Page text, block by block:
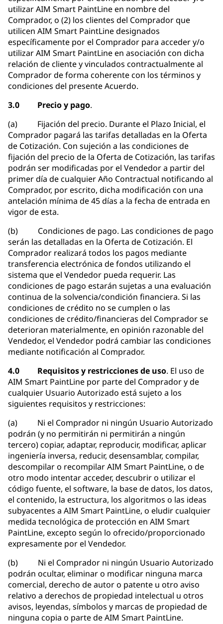
utilizar AIM Smart PaintLine en nombre del
Comprador, o (2) los clientes del Comprador que
utilicen AIM Smart PaintLine designados
específicamente por el Comprador para acceder y/o
utilizar AIM Smart PaintLine en asociación con dicha
relación de cliente y vinculados contractualmente al
Comprador de forma coherente con los términos y
condiciones del presente Acuerdo.
3.0 Precio y pago.
(a) Fijación del precio. Durante el Plazo Inicial, el
Comprador pagará las tarifas detalladas en la Oferta
de Cotización. Con sujeción a las condiciones de
fijación del precio de la Oferta de Cotización, las tarifas
podrán ser modificadas por el Vendedor a partir del
primer día de cualquier Año Contractual notificando al
Comprador, por escrito, dicha modificación con una
antelación mínima de 45 días a la fecha de entrada en
vigor de esta.
(b) Condiciones de pago. Las condiciones de pago
serán las detalladas en la Oferta de Cotización. El
Comprador realizará todos los pagos mediante
transferencia electrónica de fondos utilizando el
sistema que el Vendedor pueda requerir. Las
condiciones de pago estarán sujetas a una evaluación
continua de la solvencia/condición financiera. Si las
condiciones de crédito no se cumplen o las
condiciones de crédito/financieras del Comprador se
deterioran materialmente, en opinión razonable del
Vendedor, el Vendedor podrá cambiar las condiciones
mediante notificación al Comprador.
4.0 Requisitos y restricciones de uso. El uso de
AIM Smart PaintLine por parte del Comprador y de
cualquier Usuario Autorizado está sujeto a los
siguientes requisitos y restricciones:
(a) Ni el Comprador ni ningún Usuario Autorizado
podrán (y no permitirán ni permitirán a ningún
tercero) copiar, adaptar, reproducir, modificar, aplicar
ingeniería inversa, reducir, desensamblar, compilar,
descompilar o recompilar AIM Smart PaintLine, o de
otro modo intentar acceder, descubrir o utilizar el
código fuente, el software, la base de datos, los datos,
el contenido, la estructura, los algoritmos o las ideas
subyacentes a AIM Smart PaintLine, o eludir cualquier
medida tecnológica de protección en AIM Smart
PaintLine, excepto según lo ofrecido/proporcionado
expresamente por el Vendedor.
(b) Ni el Comprador ni ningún Usuario Autorizado
podrán ocultar, eliminar o modificar ninguna marca
comercial, derecho de autor o patente u otro aviso
relativo a derechos de propiedad intelectual u otros
avisos, leyendas, símbolos y marcas de propiedad de
ninguna copia o parte de AIM Smart PaintLine.